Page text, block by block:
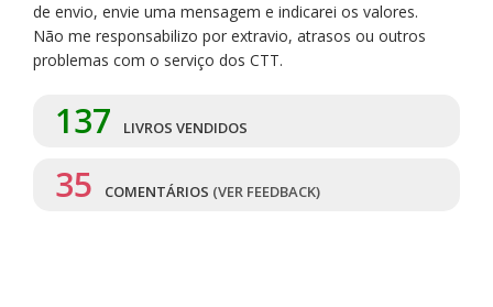
de envio, envie uma mensagem e indicarei os valores.
Não me responsabilizo por extravio, atrasos ou outros
problemas com o serviço dos CTT.
137 LIVROS VENDIDOS
35 COMENTÁRIOS (VER FEEDBACK)